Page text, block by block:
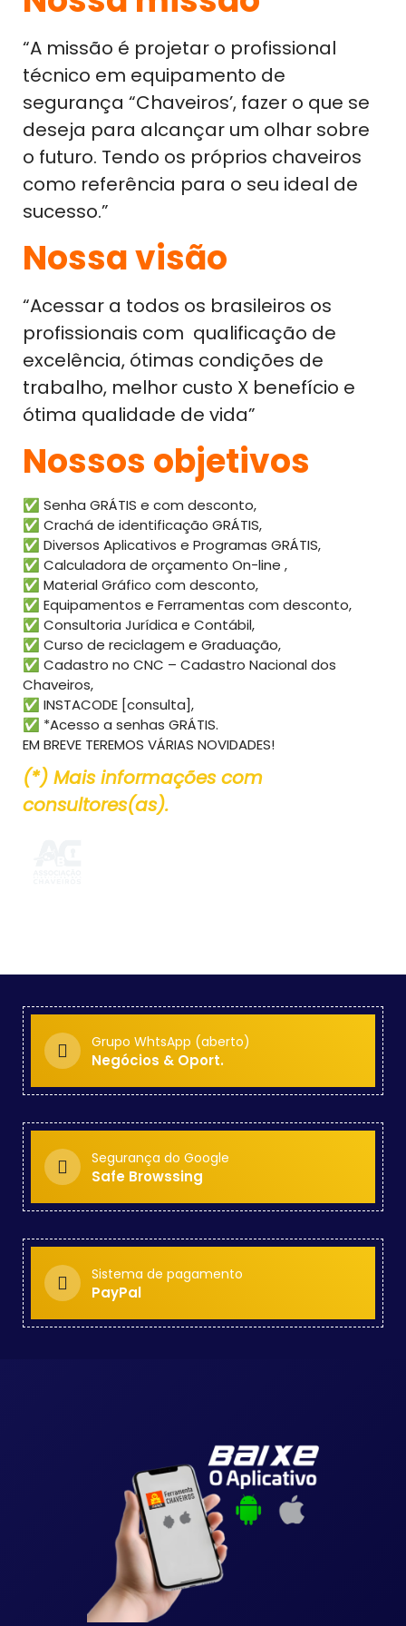
“A missão é projetar o profissional
técnico em equipamento de
segurança “Chaveiros’, fazer o que se
deseja para alcançar um olhar sobre
o futuro. Tendo os próprios chaveiros
como referência para o seu ideal de
sucesso.”
Nossa visão
“Acessar a todos os brasileiros os
profissionais com qualificação de
excelência, ótimas condições de
trabalho, melhor custo X benefício e
ótima qualidade de vida”
Nossos objetivos
✅ Senha GRÁTIS e com desconto,
✅ Crachá de identificação GRÁTIS,
✅ Diversos Aplicativos e Programas GRÁTIS,
✅ Calculadora de orçamento On-line ,
✅ Material Gráfico com desconto,
✅ Equipamentos e Ferramentas com desconto,
✅ Consultoria Jurídica e Contábil,
✅ Curso de reciclagem e Graduação,
✅ Cadastro no CNC – Cadastro Nacional dos
Chaveiros,
✅ INSTACODE [consulta],
✅ *Acesso a senhas GRÁTIS.
EM BREVE TEREMOS VÁRIAS NOVIDADES!
(*) Mais informações com
consultores(as).
Grupo WhtsApp (aberto)
Negócios & Oport.
Segurança do Google
Safe Browssing
Sistema de pagamento
PayPal